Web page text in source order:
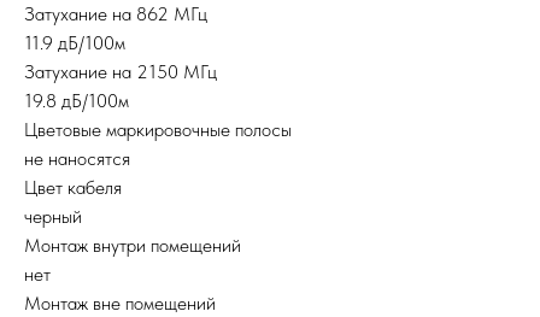
Затухание на 862 МГц
11.9 дБ/100м
Затухание на 2150 МГц
19.8 дБ/100м
Цветовые маркировочные полосы
не наносятся
Цвет кабеля
черный
Монтаж внутри помещений
нет
Монтаж вне помещений